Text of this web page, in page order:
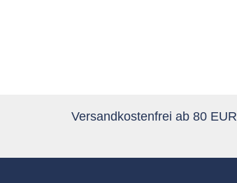
Versandkostenfrei ab 80 EUR